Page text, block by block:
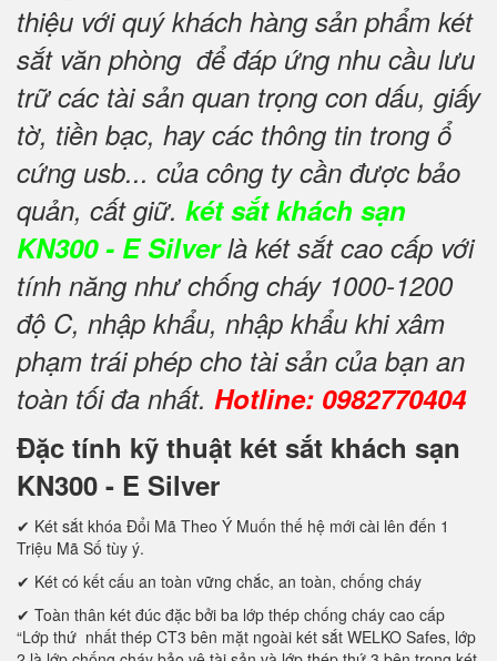
thiệu với quý khách hàng sản phẩm két
sắt văn phòng để đáp ứng nhu cầu lưu
trữ các tài sản quan trọng con dấu, giấy
tờ, tiền bạc, hay các thông tin trong ổ
cứng usb... của công ty cần được bảo
quản, cất giữ. két sắt khách sạn
KN300 - E Silverlà két sắt cao cấp với
tính năng như chống cháy 1000-1200
độ C, nhập khẩu, nhập khẩu khi xâm
phạm trái phép cho tài sản của bạn an
toàn tối đa nhất. Hotline: 0982770404
Đặc tính kỹ thuật két sắt khách sạn
KN300 - E Silver
✔ Két sắt khóa Đổi Mã Theo Ý Muốn thế hệ mới cài lên đến 1
Triệu Mã Số tùy ý.
✔ Két có kết cấu an toàn vững chắc, an toàn, chống cháy
✔ Toàn thân két đúc đặc bởi ba lớp thép chống cháy cao cấp
“Lớp thứ nhất thép CT3 bên mặt ngoài két sắt WELKO Safes, lớp